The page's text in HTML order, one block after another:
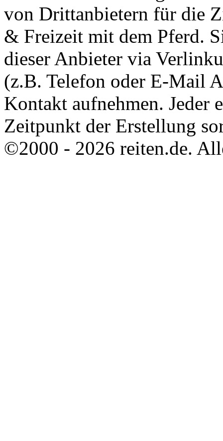
von Drittanbietern für die
& Freizeit mit dem Pferd.
dieser Anbieter via
(z.B. Telefon oder E-Mail
Kontakt aufnehmen. Jeder
Zeitpunkt der Erstellung
©2000 - 2026 reiten.de.